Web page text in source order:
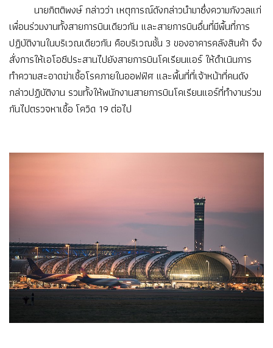
นายกิตติพงษ์ กล่าวว่า เหตุการณ์ดังกล่าวนำมาซึ่งความกังวลแก่
เพื่อนร่วมงานทั้งสายการบินเดียวกัน และสายการบินอื่นที่มีพื้นที่การ
ปฏิบัติงานในบริเวณเดียวกัน คือบริเวณชั้น 3 ของอาคารคลังสินค้า จึง
สั่งการให้เอโอซีประสานไปยังสายการบินโคเรียนแอร์ ให้ดำเนินการ
ทำความสะอาดฆ่าเชื้อโรคภายในออฟฟิศ และพื้นที่ที่เจ้าหน้าที่คนดัง
กล่าวปฏิบัติงาน รวมทั้งให้พนักงานสายการบินโคเรียนแอร์ที่ทำงานร่วม
กันไปตรวจหาเชื้อ โควิด 19 ต่อไป